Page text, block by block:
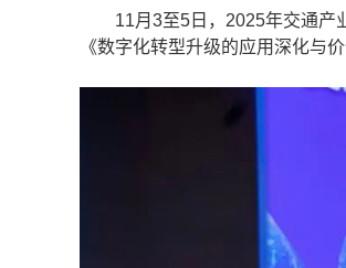
11月3至5日，2025年交通产业
《数字化转型升级的应用深化与